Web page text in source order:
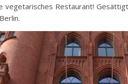
vegetarisches Restaurant!